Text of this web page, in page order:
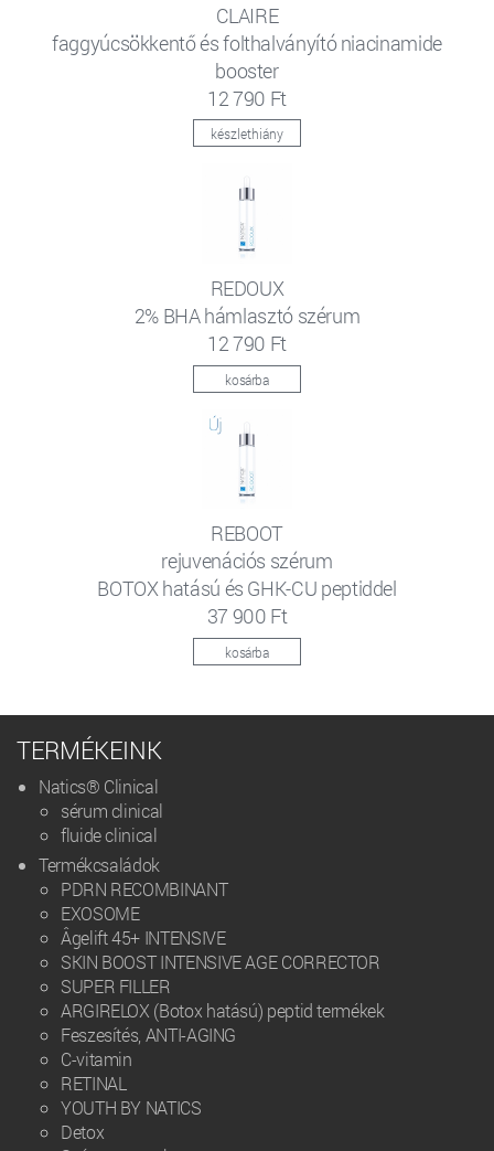
CLAIRE
faggyúcsökkentő és folthalványító niacinamide
booster
12 790 Ft
készlethiány
REDOUX
2% BHA hámlasztó szérum
12 790 Ft
kosárba
REBOOT
rejuvenációs szérum
BOTOX hatású és GHK-CU peptiddel
37 900 Ft
kosárba
TERMÉKEINK
Natics® Clinical
sérum clinical
fluide clinical
Termékcsaládok
PDRN RECOMBINANT
EXOSOME
Âgelift 45+ INTENSIVE
SKIN BOOST INTENSIVE AGE CORRECTOR
SUPER FILLER
ARGIRELOX (Botox hatású) peptid termékek
Feszesítés, ANTI-AGING
C-vitamin
RETINAL
YOUTH BY NATICS
Detox